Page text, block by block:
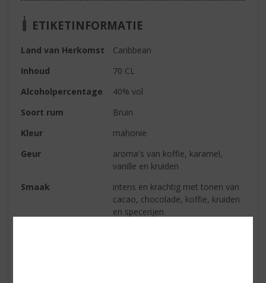
ETIKETINFORMATIE
Land van Herkomst
Caribbean
Inhoud
70 CL
Alcoholpercentage
40% vol
Soort rum
Bruin
Kleur
mahonie
Geur
aroma's van koffie, karamel,
vanille en kruiden
Smaak
intens en krachtig met tonen van
cacao, chocolade, koffie, kruiden
en specerijen